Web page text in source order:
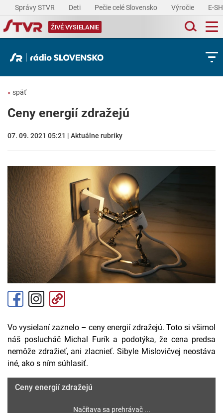
Správy STVR Deti Pečie celé Slovensko Výročie E-
ŽIVÉ VYSIELANIE
« späť
Ceny energií zdražejú
07. 09. 2021 05:21 | Aktuálne rubriky
Vo vysielaní zaznelo – ceny energií zdražejú. Toto si všimol
náš poslucháč Michal Furík a podotýka, že cena predsa
nemôže zdražieť, ani zlacnieť. Sibyle Mislovičvej neostáva
iné, ako s ním súhlasiť.
Ceny energií zdražejú